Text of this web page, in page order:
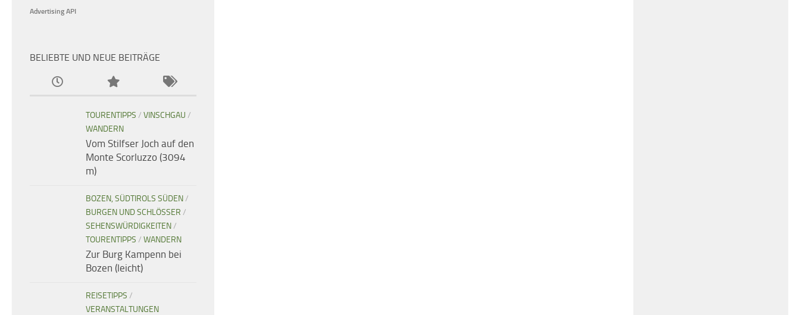
Advertising API
BELIEBTE UND NEUE BEITRÄGE
TOURENTIPPS / VINSCHGAU /
WANDERN
Vom Stilfser Joch auf den
Monte Scorluzzo (3094
m)
BOZEN, SÜDTIROLS SÜDEN/
BURGEN UND SCHLÖSSER /
SEHENSWÜRDIGKEITEN/
TOURENTIPPS / WANDERN
Zur Burg Kampenn bei
Bozen (leicht)
REISETIPPS /
VERANSTALTUNGEN